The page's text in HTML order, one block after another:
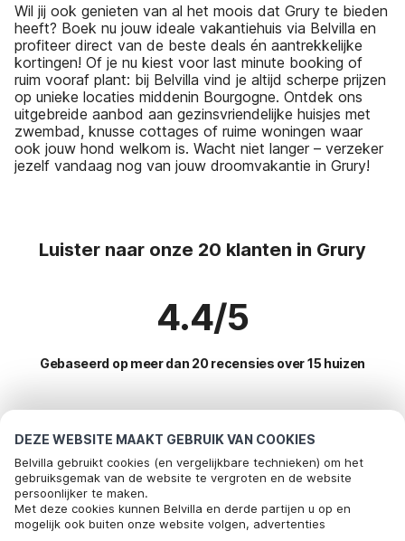
DEZE WEBSITE MAAKT GEBRUIK VAN COOKIES
Belvilla gebruikt cookies (en vergelijkbare technieken) om het
gebruiksgemak van de website te vergroten en de website
persoonlijker te maken.
Met deze cookies kunnen Belvilla en derde partijen u op en
mogelijk ook buiten onze website volgen, advertenties
Wil jij ook genieten van al het moois dat Grury te bieden
heeft? Boek nu jouw ideale vakantiehuis via Belvilla en
profiteer direct van de beste deals én aantrekkelijke
kortingen! Of je nu kiest voor last minute booking of
ruim vooraf plant: bij Belvilla vind je altijd scherpe prijzen
op unieke locaties middenin Bourgogne. Ontdek ons
uitgebreide aanbod aan gezinsvriendelijke huisjes met
zwembad, knusse cottages of ruime woningen waar
ook jouw hond welkom is. Wacht niet langer – verzeker
jezelf vandaag nog van jouw droomvakantie in Grury!
Luister naar onze 20 klanten in Grury
4.4/5
Gebaseerd op meer dan 20 recensies over 15 huizen
Meest populaire bestemmingen voor
vakantie
Top steden met top voorzieningen voor vakantie
Kindvriendelijke vakantiehuizen dompierre-les-ormes
Populaire voorzieningen voor vakantie in Grury